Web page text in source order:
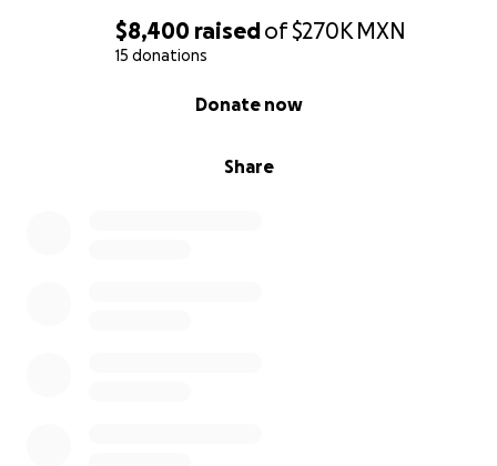
$8,400 raisedof$270K MXN
15 donations
Share
Donate now